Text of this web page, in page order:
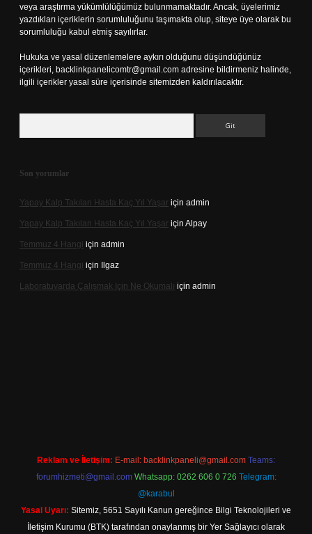
veya araştırma yükümlülüğümüz bulunmamaktadır. Ancak, üyelerimiz
yazdıkları içeriklerin sorumluluğunu taşımakta olup, siteye üye olarak bu
sorumluluğu kabul etmiş sayılırlar.
Hukuka ve yasal düzenlemelere aykırı olduğunu düşündüğünüz
içerikleri, backlinkpanelicomtr@gmail.com adresine bildirmeniz halinde,
ilgili içerikler yasal süre içerisinde sitemizden kaldırılacaktır.
Son yorumlar
Yapay Kalp Takılan Hasta Kaç Yıl Yaşar için admin
Yapay Kalp Takılan Hasta Kaç Yıl Yaşar için Alpay
Temmuz 4 Hangi için admin
Temmuz 4 Hangi için Ilgaz
Laboratuvarda Çalışmak Için Ne Okumalı için admin
Reklam ve İletişim: E-mail: backlinkpaneli@gmail.com Teams:
forumhizmeti@gmail.com Whatsapp: 0262 606 0 726 Telegram:
@karabul
Yasal Uyarı: Sitemiz, 5651 Sayılı Kanun gereğince Bilgi Teknolojileri ve
İletişim Kurumu (BTK) tarafından onaylanmış bir Yer Sağlayıcı olarak